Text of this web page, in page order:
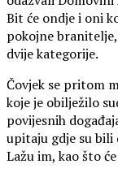
Bit će ondje i oni
pokojne
dvije kategorije.
Čovjek se pritom
koje je obilježilo
povijesnih
upitaju gdje su bili
Lažu im, kao što